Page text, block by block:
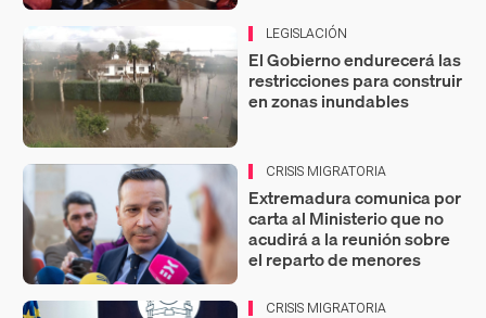
LEGISLACIÓN
El Gobierno endurecerá las
restricciones para construir
en zonas inundables
CRISIS MIGRATORIA
Extremadura comunica por
carta al Ministerio que no
acudirá a la reunión sobre
el reparto de menores
CRISIS MIGRATORIA